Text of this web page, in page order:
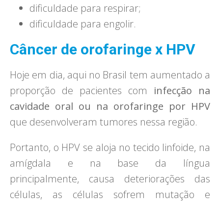
dificuldade para respirar;
dificuldade para engolir.
Câncer de orofaringe x HPV
​Hoje em dia, aqui no Brasil tem aumentado a
proporção de pacientes com infecção na
cavidade oral ou na orofaringe por HPV
que desenvolveram tumores nessa região.
Portanto, o HPV se aloja no tecido linfoide, na
amígdala e na base da língua
principalmente, causa deteriorações das
células, as células sofrem mutação e